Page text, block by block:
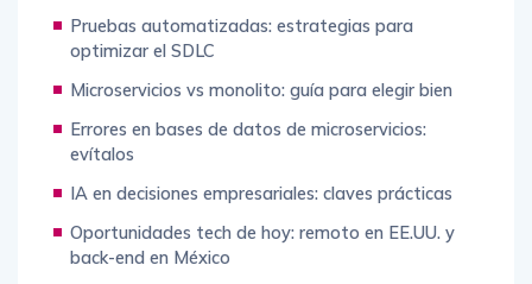
Pruebas automatizadas: estrategias para
optimizar el SDLC
Microservicios vs monolito: guía para elegir bien
Errores en bases de datos de microservicios:
evítalos
IA en decisiones empresariales: claves prácticas
Oportunidades tech de hoy: remoto en EE.UU. y
back-end en México